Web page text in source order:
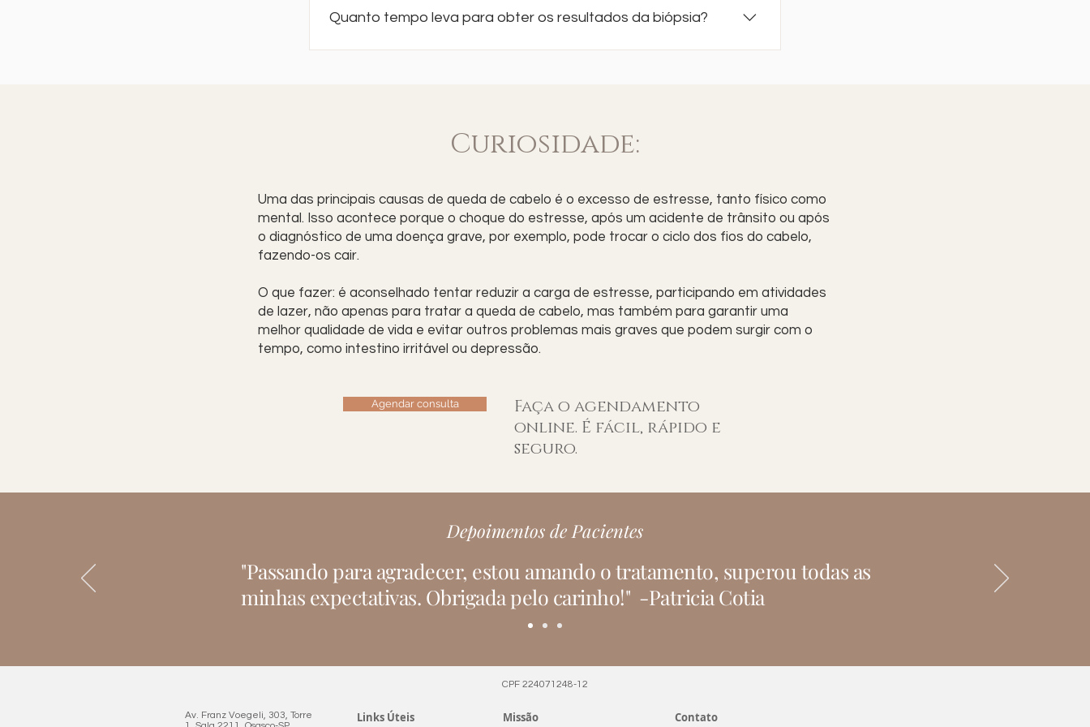
realizado com anestesia local para minimizar a dor. Em alguns casos,
extensa. O nível de desconforto varia dependendo do tipo de biópsia e
Quanto tempo leva para obter os resultados da biópsia?
fornecerá um relatório ao médico que solicitou a biópsia.
Curiosidade:
Uma das principais causas de queda de cabelo é o excesso de estresse, tanto físico como
mental. Isso acontece porque o choque do estresse, após um acidente de trânsito ou após
o diagnóstico de uma doença grave, por exemplo, pode trocar o ciclo dos fios do cabelo,
fazendo-os cair.
O que fazer: é aconselhado tentar reduzir a carga de estresse, participando em atividades
de lazer, não apenas para tratar a queda de cabelo, mas também para garantir uma
melhor qualidade de vida e evitar outros problemas mais graves que podem surgir com o
tempo, como intestino irritável ou depressão.
Agendar consulta
Faça o agendamento
online. É fácil, rápido e
seguro.
Depoimentos de Pacientes
"Passando para agradecer, estou amando o tratamento, superou todas as
minhas expectativas. Obrigada pelo carinho!" -Patricia Cotia
CPF 224071248-12
Av. Franz Voegeli, 303, Torre
Links Úteis Missão Contato